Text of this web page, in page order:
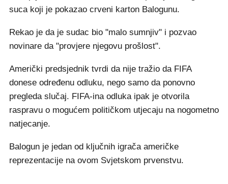
suca koji je pokazao crveni karton Balogunu.
Rekao je da je sudac bio "malo sumnjiv" i pozvao
novinare da "provjere njegovu prošlost".
Američki predsjednik tvrdi da nije tražio da FIFA
donese određenu odluku, nego samo da ponovno
pregleda slučaj. FIFA-ina odluka ipak je otvorila
raspravu o mogućem političkom utjecaju na nogometno
natjecanje.
Balogun je jedan od ključnih igrača američke
reprezentacije na ovom Svjetskom prvenstvu.